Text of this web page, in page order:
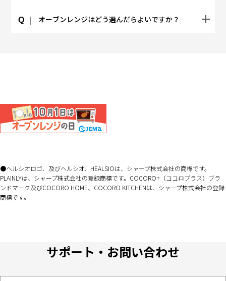
Q オーブンレンジはどう選んだらよいですか？
ヘルシオロゴ、及びヘルシオ、HEALSIOは、シャープ株式会社の商標です。
PLAINLYは、シャープ株式会社の登録商標です。COCORO+（ココロプラス）ブラ
ンドマーク及びCOCORO HOME、COCORO KITCHENは、シャープ株式会社の登録
商標です。
サポート・お問い合わせ